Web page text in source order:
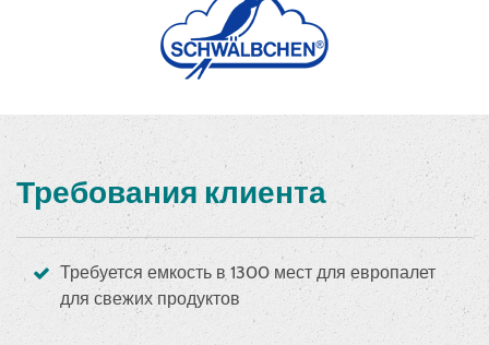
Требования клиента
Требуется емкость в 1300 мест для европалет
для свежих продуктов